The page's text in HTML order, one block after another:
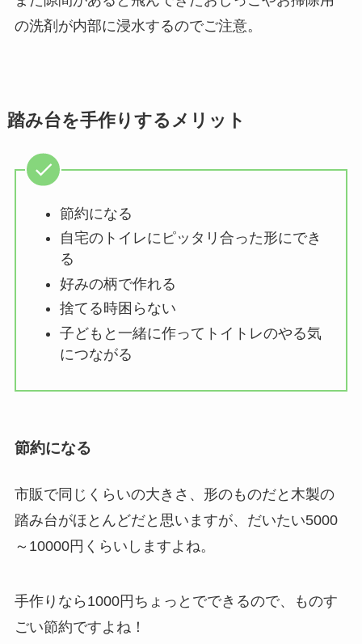
の洗剤が内部に浸水するのでご注意。
踏み台を手作りするメリット
節約になる
自宅のトイレにピッタリ合った形にでき
る
好みの柄で作れる
捨てる時困らない
子どもと一緒に作ってトイトレのやる気
につながる
節約になる
市販で同じくらいの大きさ、形のものだと木製の
踏み台がほとんどだと思いますが、だいたい5000
～10000円くらいしますよね。
手作りなら1000円ちょっとでできるので、ものす
ごい節約ですよね！